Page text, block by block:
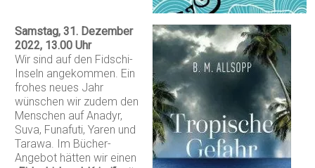
Samstag, 31. Dezember
2022, 13.00 Uhr
Wir sind auf den Fidschi-
Inseln angekommen. Ein
frohes neues Jahr
wünschen wir zudem den
Menschen auf Anadyr,
Suva, Funafuti, Yaren und
Tarawa. Im Bücher-
Angebot hätten wir einen